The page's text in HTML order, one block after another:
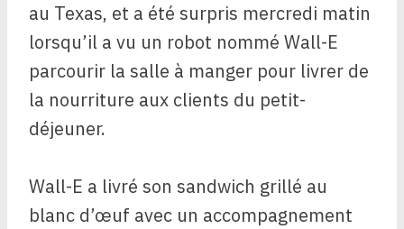
au Texas, et a été surpris mercredi matin
lorsqu’il a vu un robot nommé Wall-E
parcourir la salle à manger pour livrer de
la nourriture aux clients du petit-
déjeuner.
Wall-E a livré son sandwich grillé au
blanc d’œuf avec un accompagnement